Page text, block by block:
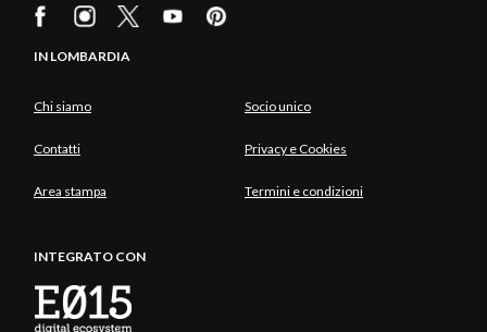
IN LOMBARDIA
Chi siamo Socio unico
Contatti Privacy e Cookies
Area stampa Termini e condizioni
INTEGRATO CON